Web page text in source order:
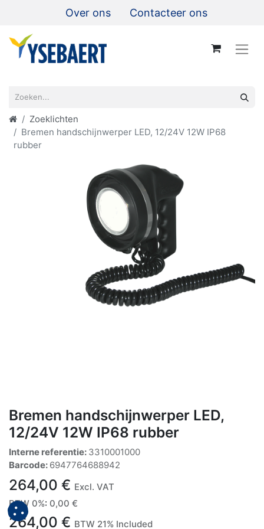
Over ons Contacteer ons
Zoeklichten
Bremen handschijnwerper LED, 12/24V 12W IP68
rubber
Bremen handschijnwerper LED,
12/24V 12W IP68 rubber
Interne referentie: 3310001000
Barcode: 6947764688942
264,00 € Excl. VAT
BTW 0%: 0,00 €
264,00 € BTW 21% Included